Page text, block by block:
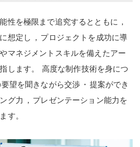
性を極限まで追究するとともに ，
想定し ， プロジェクトを成功に導
マネジメントスキルを備えたアー
します。
高度な制作技術を身につ
望を聞きながら交渉 ・ 提案ができ
グ力 ， プレゼンテーション能力を
す。